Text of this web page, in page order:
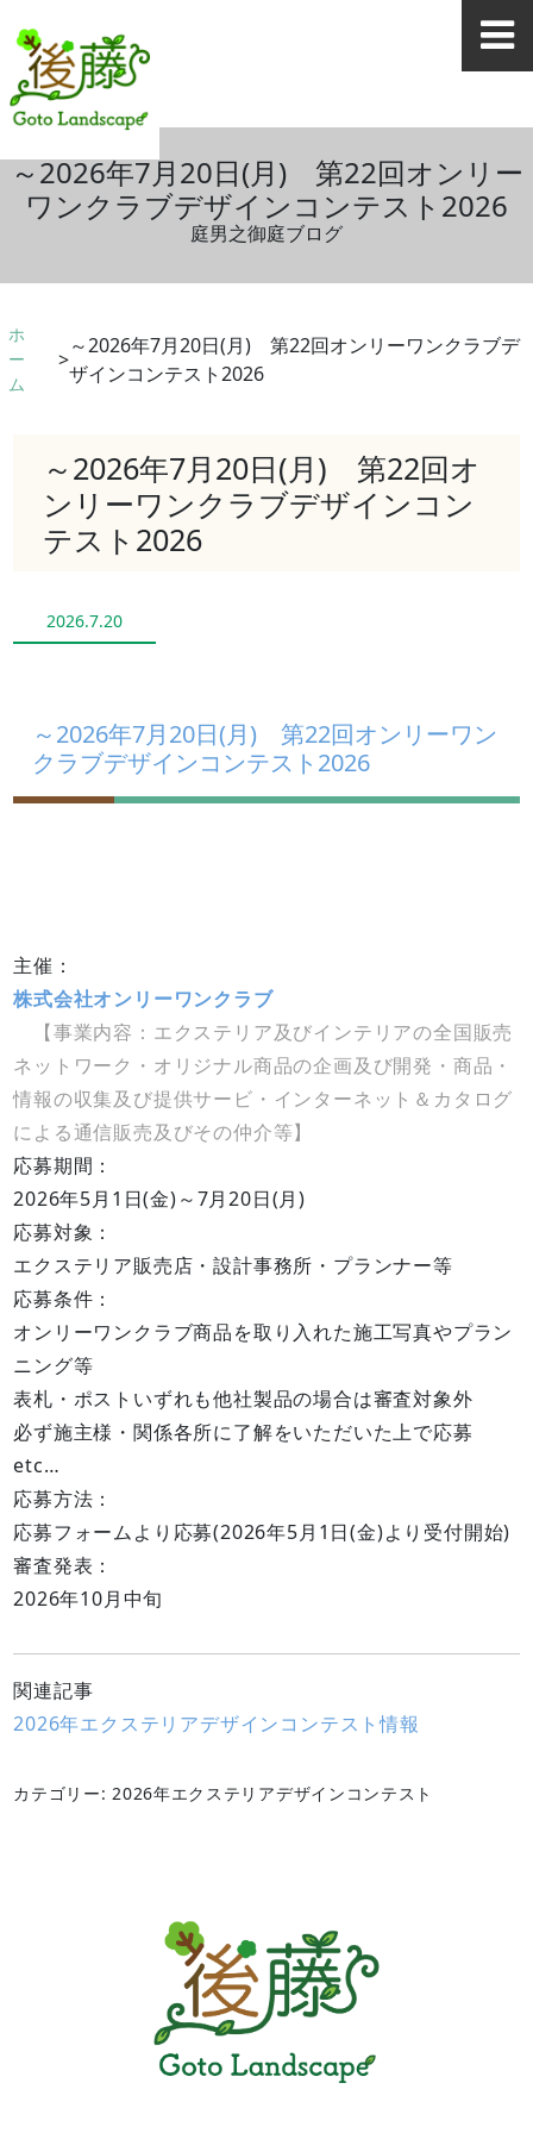
～2026年7月20日(月) 第22回オンリー
ワンクラブデザインコンテスト2026
庭男之御庭ブログ
ホ
ー
ム
～2026年7月20日(月) 第22回オンリーワンクラブデ
ザインコンテスト2026
～2026年7月20日(月) 第22回オ
ンリーワンクラブデザインコン
テスト2026
2026.7.20
～2026年7月20日(月) 第22回オンリーワン
クラブデザインコンテスト2026
主催：
株式会社オンリーワンクラブ
【事業内容：エクステリア及びインテリアの全国販売
ネットワーク・オリジナル商品の企画及び開発・商品・
情報の収集及び提供サービ・インターネット＆カタログ
による通信販売及びその仲介等】
応募期間：
2026年5月1日(金)～7月20日(月)
応募対象：
エクステリア販売店・設計事務所・プランナー等
応募条件：
オンリーワンクラブ商品を取り入れた施工写真やプラン
ニング等
表札・ポストいずれも他社製品の場合は審査対象外
必ず施主様・関係各所に了解をいただいた上で応募
etc…
応募方法：
応募フォームより応募(2026年5月1日(金)より受付開始)
審査発表：
2026年10月中旬
関連記事
2026年エクステリアデザインコンテスト情報
カテゴリー: 2026年エクステリアデザインコンテスト